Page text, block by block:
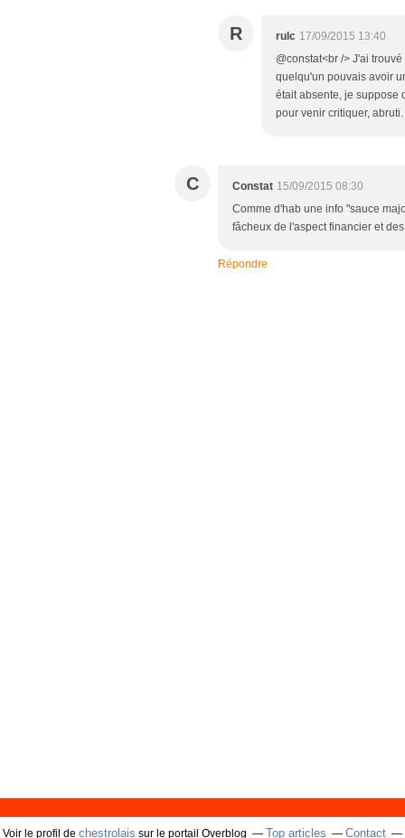
R rulc 17/09/2015 13:40
@constat<br /> J'ai
quelqu'un pouvais avoir
était absente, je suppose
pour venir critiquer, abruti.
C Constat 15/09/2015 08:30
Comme d'hab une info "sauce
fâcheux de l'aspect financier et
Répondre
Voir le profil de chestrolais sur le portail Overblog Top articles Contact